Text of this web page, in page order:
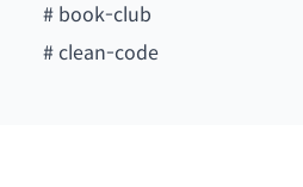
# book-club
#clean-code